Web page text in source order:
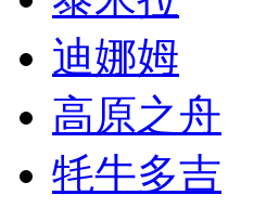
迪娜姆
高原之舟
牦牛多吉